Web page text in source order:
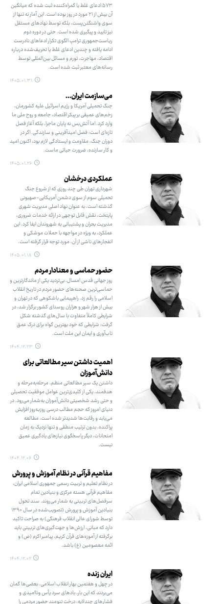
۵۷۳ ادعای غلط یا گمراه‌کننده ثبت شده که میانگین
آن بیش از ۲۱ مورد در روز بوده است. این آمار نه تنها از
سوی واشنگتن‌پست، بلکه توسط نهادهای مستقل
نیز تایید و پیگیری شده است. حتی در دوره دوم
ریاست‌جمهوری ترامپ الگوی تکرار ادعاهای نادرست
ادامه یافته و چندین ادعای غلط یا تحریف‌شده درباره
اقتصاد، مهاجرت، تورم و مسائل بین‌المللی توسط
رسانه‌های معتبر ثبت شده است.
۱۴۰۵.۰۱.۳۱
می‌سازمت ایران...
جنگ تحمیلی آمریکا و رژیم اسرائیل علیه کشورمان،
زخم‌های عمیقی بر پیکر اقتصاد، جامعه و روح ملی ما
وارد کرد. اما آتش‌بس نه پایان ماجرا، بلکه آغاز فصل
تازه‌ای است: فصل امیدآفرینی و سازندگی. اگر در
دوران جنگ، مقاومت و ایستادگی لازم بود، اکنون امید
و کار سازنده، ضرورت حیاتی ماست.
۱۴۰۵.۰۱.۲۶
عملکردی درخشان
شهرداری تهران طی چند روزی که از شروع جنگ
تحمیلی سوم از سوی دشمن آمریکایی-صهیونی
گذشته است، به عنوان نهاد اصلی مدیریت شهری
پایتخت، نقش قابل توجهی در ارائه خدمات ضروری،
مدیریت بحران و پشتیبانی به شهروندان ایفا کرد. این
عملکرد، به ویژه در مواجهه با حملات موشکی و
انفجارهای ناشی از آن، مورد توجه قرار گرفته است.
۱۴۰۵.۰۱.۱۸
حضور حماسی و معنادار مردم
روز جهانی قدس امسال، بی‌تردید یکی از ماندگارترین و
حماسی‌ترین صحنه‌های حضور مردم در تاریخ انقلاب
اسلامی را رقم زد. راهپیمایی باشکوهی که در تهران و
بیش از هزار شهر و هزاران روستای کشور برگزار شد، در
شرایطی کاملاً متفاوت با سال‌های گذشته شکل
گرفت؛ شرایطی که خود بهترین گواه برای درک عمق
تاب‌آوری و ایمان این ملت است.
۱۴۰۴.۱۲.۲۳
اهمیت داشتن سیر مطالعاتی برای
دانش‌آموزان
داشتن یک سیر مطالعاتی منظم، مرحله‌به‌مرحله و
هدفمند، یکی از کلیدی‌ترین عوامل موفقیت تحصیلی
و حتی رشد شخصیتی دانش‌آموزان به‌شمار می‌رود. در
دنیای امروز که حجم مطالب درسی روزبه‌روز افزایش
می‌یابد و رقابت‌ها شدیدتر شده است، مطالعه
پراکنده، بدون ترتیب منطقی و تنها نزدیک به زمان
امتحانات، دیگر پاسخگوی نیازهای یادگیری عمیق
نیست.
۱۴۰۴.۱۲.۰۶
مفاهیم قرآنی در نظام آموزش و پرورش
در نظام تعلیم و تربیت رسمی جمهوری اسلامی ایران،
مفاهیم قرآنی هسته مرکزی و بنیادین تمام
سرفصل‌های تربیتی به شمار می‌روند. سند تحول
بنیادین آموزش و پرورش (تصویب‌شده در سال ۱۳۹۰
توسط شورای عالی انقلاب فرهنگی) به صراحت تاکید
دارد که مبانی، ارزش‌ها و جهت‌گیری‌های تربیتی باید
برگرفته از آموزه‌های قرآن کریم، پیامبر اکرم (ص) و
ائمه معصومین (ع) باشد.
۱۴۰۴.۱۲.۰۲
ایران زنده
در چهل و هفتمین بهار انقلاب اسلامی، بعضی‌ها گمان
می‌بردند که این بار، بادهای سرد یأس وناامیدی و
فشارهای چندلایه، درخت تنومند حضور مردمی را